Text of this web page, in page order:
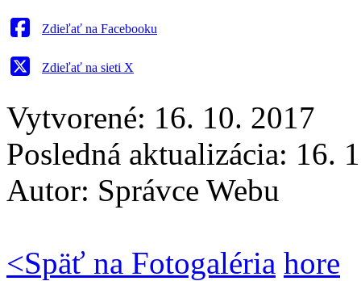
Zdieľať na Facebooku
Zdieľať na sieti X
Vytvorené: 16. 10. 2017
Posledná aktualizácia: 16.
Autor: Správce Webu
<Späť na Fotogaléria hore